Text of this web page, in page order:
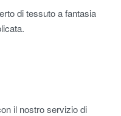
di tessuto a fantasia
il nostro servizio di